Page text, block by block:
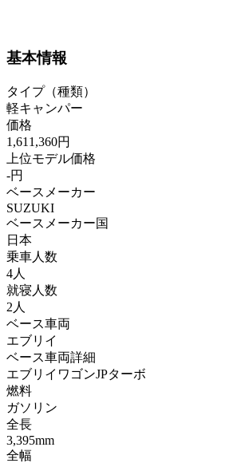
基本情報
タイプ（種類）
軽キャンパー
価格
1,611,360円
上位モデル価格
-円
ベースメーカー
SUZUKI
ベースメーカー国
日本
乗車人数
4人
就寝人数
2人
ベース車両
エブリイ
ベース車両詳細
エブリイワゴンJPターボ
燃料
ガソリン
全長
3,395mm
全幅